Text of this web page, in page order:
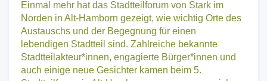
Einmal mehr hat das Stadtteilforum von Stark im
Norden in Alt-Hamborn gezeigt, wie wichtig Orte des
Austauschs und der Begegnung für einen
lebendigen Stadtteil sind. Zahlreiche bekannte
Stadtteilakteur*innen, engagierte Bürger*innen und
auch einige neue Gesichter kamen beim 5.